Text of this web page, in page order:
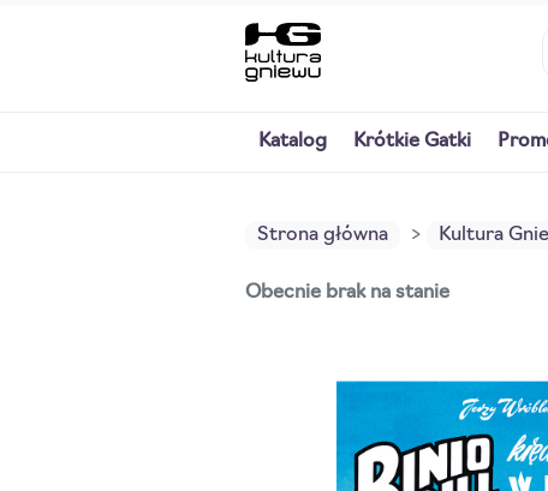
Katalog Krótkie Gatki
Strona główna Kultura
Obecnie brak na stanie